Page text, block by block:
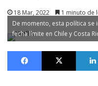
18 Mar, 2022 1 minuto de
De momento, esta política
fecha límite en Chile y Costa
Facebook X